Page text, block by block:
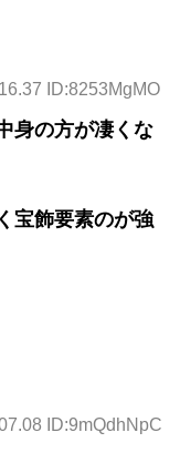
ID:8253MgMO
身の方が凄くな
宝飾要素のが強
ID:9mQdhNpC